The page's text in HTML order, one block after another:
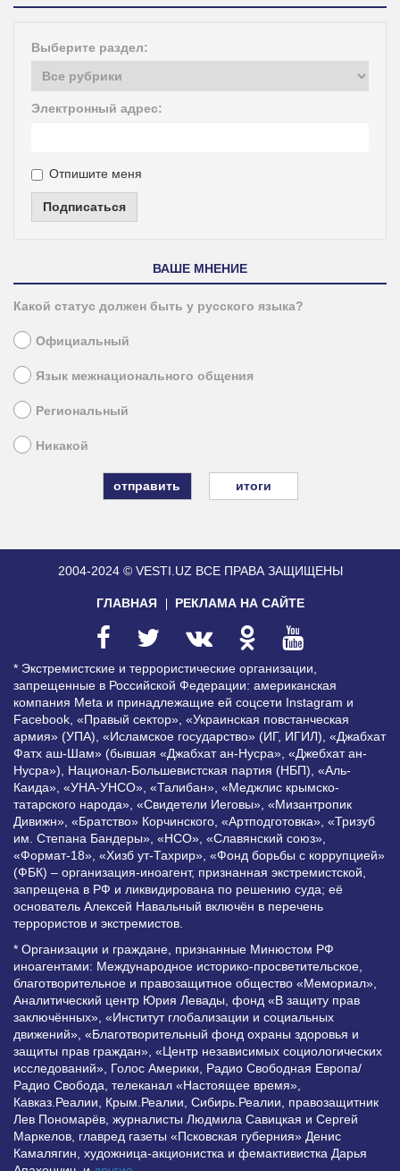
Выберите раздел:
Электронный адрес:
Отпишите меня
Подписаться
ВАШЕ МНЕНИЕ
Какой статус должен быть у русского языка?
Официальный
Язык межнационального общения
Региональный
Никакой
итоги
2004-2024 © VESTI.UZ ВСЕ ПРАВА ЗАЩИЩЕНЫ
ГЛАВНАЯ РЕКЛАМА НА САЙТЕ
* Экстремистские и террористические организации,
запрещенные в Российской Федерации: американская
компания Meta и принадлежащие ей соцсети Instagram и
Facebook, «Правый сектор», «Украинская повстанческая
армия» (УПА), «Исламское государство» (ИГ, ИГИЛ), «Джабхат
Фатх аш-Шам» (бывшая «Джабхат ан-Нусра», «Джебхат ан-
Нусра»), Национал-Большевистская партия (НБП), «Аль-
Каида», «УНА-УНСО», «Талибан», «Меджлис крымско-
татарского народа», «Свидетели Иеговы», «Мизантропик
Дивижн», «Братство» Корчинского, «Артподготовка», «Тризуб
им. Степана Бандеры», «НСО», «Славянский союз»,
«Формат-18», «Хизб ут-Тахрир», «Фонд борьбы с коррупцией»
(ФБК) – организация-иноагент, признанная экстремистской,
запрещена в РФ и ликвидирована по решению суда; её
основатель Алексей Навальный включён в перечень
террористов и экстремистов.
* Организации и граждане, признанные Минюстом РФ
иноагентами: Международное историко-просветительское,
благотворительное и правозащитное общество «Мемориал»,
Аналитический центр Юрия Левады, фонд «В защиту прав
заключённых», «Институт глобализации и социальных
движений», «Благотворительный фонд охраны здоровья и
защиты прав граждан», «Центр независимых социологических
исследований», Голос Америки, Радио Свободная Европа/
Радио Свобода, телеканал «Настоящее время»,
Кавказ.Реалии, Крым.Реалии, Сибирь.Реалии, правозащитник
Лев Пономарёв, журналисты Людмила Савицкая и Сергей
Маркелов, главред газеты «Псковская губерния» Денис
Камалягин, художница-акционистка и фемактивистка Дарья